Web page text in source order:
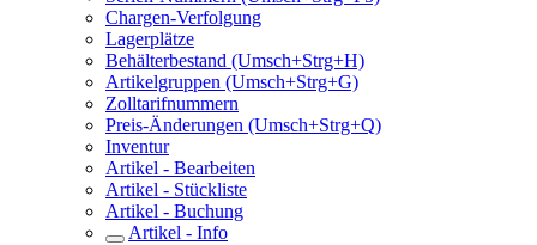
Chargen-Verfolgung
Lagerplätze
Behälterbestand (Umsch+Strg+H)
Artikelgruppen (Umsch+Strg+G)
Zolltarifnummern
Preis-Änderungen (Umsch+Strg+Q)
Inventur
Artikel - Bearbeiten
Artikel - Stückliste
Artikel - Buchung
Artikel - Info